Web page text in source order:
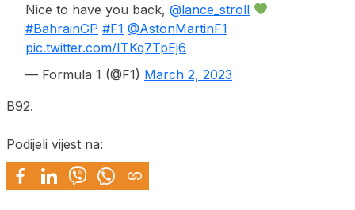
Nice to have you back, @lance_stroll
#BahrainGP #F1 @AstonMartinF1
pic.twitter.com/ITKq7TpEj6
— Formula 1 (@F1) March 2, 2023
B92.
Podijeli vijest na: